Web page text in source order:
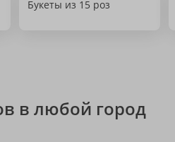
Букеты из 15 роз
в любой город